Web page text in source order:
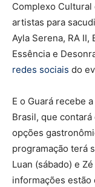
Complexo Cultural
artistas para
Ayla Serena, RA
Essência e
redes sociais do
E o Guará recebe
Brasil, que
opções
programação terá
Luan (sábado) e
informações estão